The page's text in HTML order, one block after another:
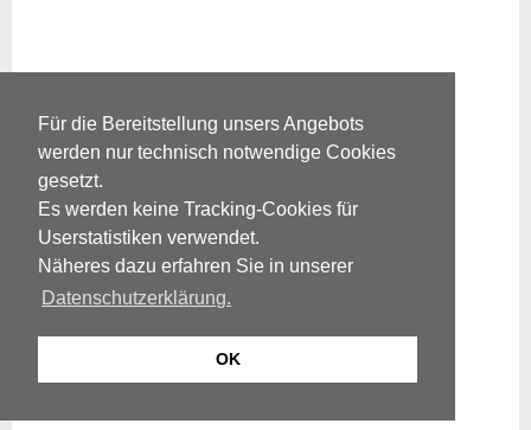
Für die Bereitstellung unsers Angebots
werden nur technisch notwendige Cookies
gesetzt.
Es werden keine Tracking-Cookies für
Userstatistiken verwendet.
Näheres dazu erfahren Sie in unserer
Datenschutzerklärung.
OK